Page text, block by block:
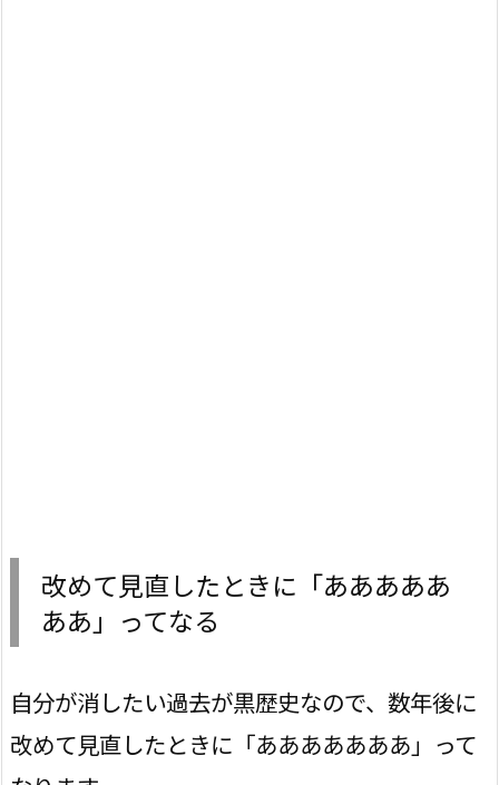
改めて見直したときに「あああああ
ああ」ってなる
自分が消したい過去が黒歴史なので、数年後に
改めて見直したときに「あああああああ」って